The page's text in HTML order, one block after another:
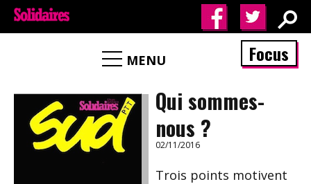
MENU Focus
Qui sommes-
nous ?
02/11/2016
Trois points motivent